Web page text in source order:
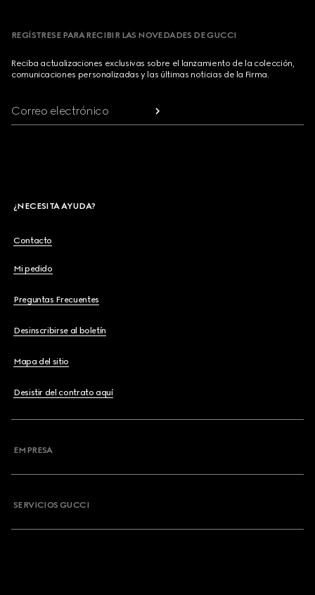
REGÍSTRESE PARA RECIBIR LAS NOVEDADES DE GUCCI
Reciba actualizaciones exclusivas sobre el lanzamiento de la colección,
comunicaciones personalizadas y las últimas noticias de la Firma.
Correo electrónico
¿NECESITA AYUDA?
Contacto
Mi pedido
Preguntas Frecuentes
Desinscribirse al boletín
Mapa del sitio
Desistir del contrato aquí
EMPRESA
SERVICIOS GUCCI